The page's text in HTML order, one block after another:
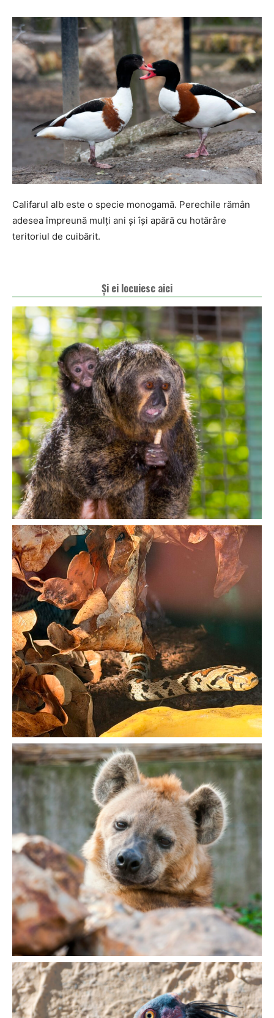
Califarul alb este o specie monogamă. Perechile rămân
adesea împreună mulți ani și își apără cu hotărâre
teritoriul de cuibărit.
Și ei locuiesc aici